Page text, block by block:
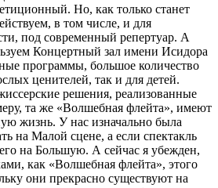
Но, как только станет
в том числе, и для
под современный репертуар. А
Концертный зал имени Исидора
программы, большое количество
ценителей, так и для детей.
решения, реализованные
та же «Волшебная флейта», имеют
жизнь. У нас изначально была
на Малой сцене, а если спектакль
на Большую. А сейчас я убежден,
как «Волшебная флейта», этого
они прекрасно существуют на